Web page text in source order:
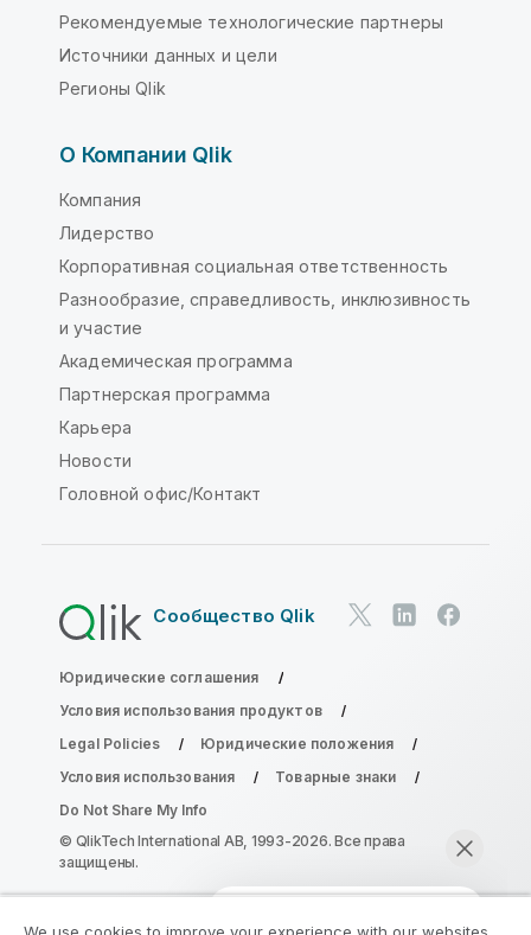
Рекомендуемые технологические партнеры
Источники данных и цели
Регионы Qlik
О Компании Qlik
Компания
Лидерство
Корпоративная социальная ответственность
Разнообразие, справедливость, инклюзивность
и участие
Академическая программа
Партнерская программа
Карьера
Новости
Головной офис/Контакт
Сообщество Qlik
Юридические соглашения
Условия использования продуктов
Legal Policies
Юридические положения
Условия использования
Товарные знаки
Do Not Share My Info
© QlikTech International AB, 1993-2026. Все права
защищены.